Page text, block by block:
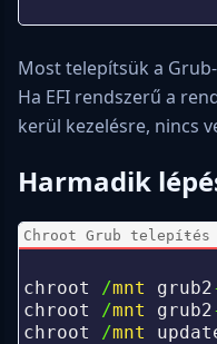
Most telepítsük a
Ha EFI rendszerű a
kerül kezelésre, nincs
Harmadik
Chroot Grub telepíŧés
chroot /mnt grub2
chroot
/mnt grub2
chroot
/mnt